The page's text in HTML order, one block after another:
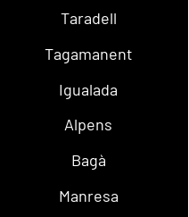
Taradell
Tagamanent
Igualada
Alpens
Bagà
Manresa